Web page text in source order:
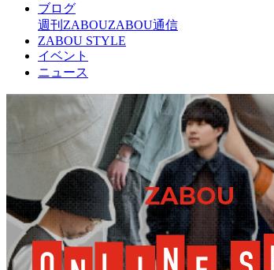
ブログ
週刊ZABOUZABOU通信
ZABOU STYLE
イベント
ニュース